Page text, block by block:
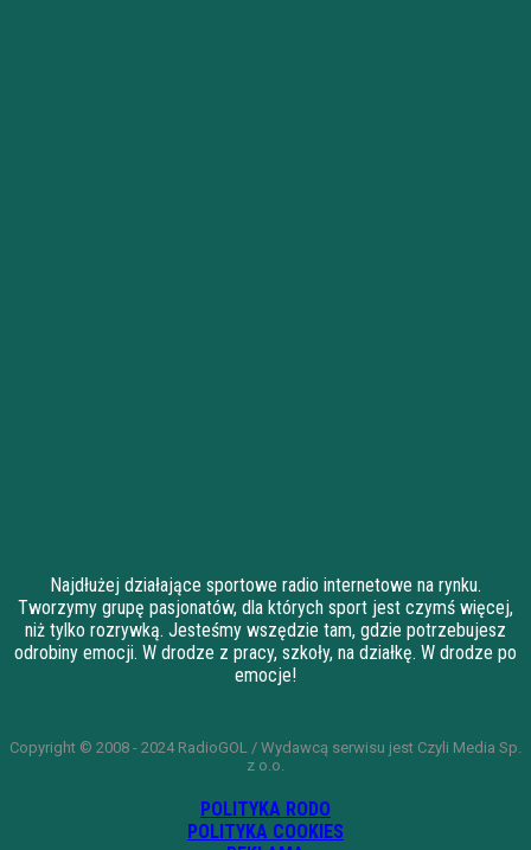
Najdłużej działające sportowe radio internetowe na rynku.
Tworzymy grupę pasjonatów, dla których sport jest czymś więcej,
niż tylko rozrywką. Jesteśmy wszędzie tam, gdzie potrzebujesz
odrobiny emocji. W drodze z pracy, szkoły, na działkę. W drodze po
emocje!
Copyright © 2008 - 2024 RadioGOL / Wydawcą serwisu jest Czyli Media Sp.
z o.o.
POLITYKA RODO
POLITYKA COOKIES